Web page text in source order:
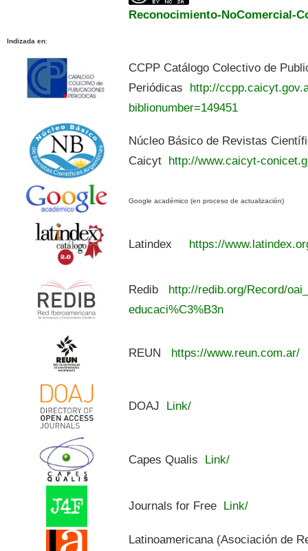
Reconocimiento-NoComercial-
Indizada en:
CCPP Catálogo Colectivo de
Periódicas http://
biblionumber=149451
Núcleo Básico de Revistas
Caicyt http://www.caicyt-
Google académico (en proceso de actualización)
Latindex https://
Redib
http://redib.org/Record/
educaci%C3%B3n
REUN https://www.reun.com.ar/
DOAJ Link/
Capes Qualis Link/
Journals for Free Link/
Latinoamericana (Asociación de